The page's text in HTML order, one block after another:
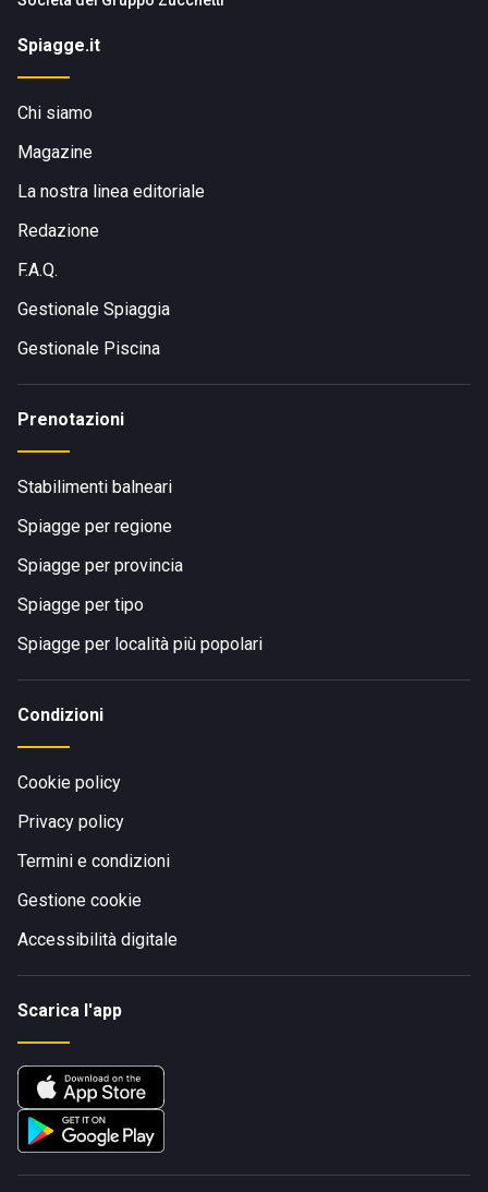
Spiagge.it
Chi siamo
Magazine
La nostra linea editoriale
Redazione
F.A.Q.
Gestionale Spiaggia
Gestionale Piscina
Prenotazioni
Stabilimenti balneari
Spiagge per regione
Spiagge per provincia
Spiagge per tipo
Spiagge per località più popolari
Condizioni
Cookie policy
Privacy policy
Termini e condizioni
Gestione cookie
Accessibilità digitale
Scarica l'app